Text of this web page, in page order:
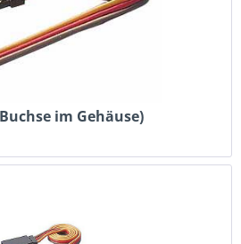
im Gehäuse)